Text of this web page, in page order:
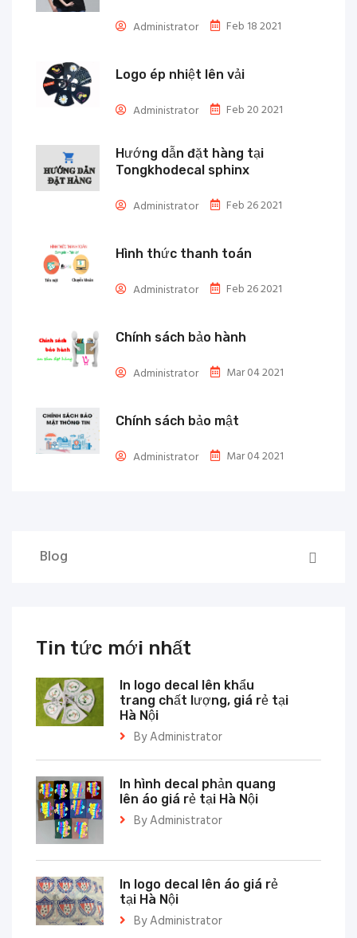
Administrator Feb 18 2021
Logo ép nhiệt lên vải
Administrator Feb 20 2021
Hướng dẫn đặt hàng tại
Tongkhodecal sphinx
Administrator Feb 26 2021
Hình thức thanh toán
Administrator Feb 26 2021
Chính sách bảo hành
Administrator Mar 04 2021
Chính sách bảo mật
Administrator Mar 04 2021
Blog
Tin tức mới nhất
In logo decal lên khẩu
trang chất lượng, giá rẻ tại
Hà Nội
By Administrator
In hình decal phản quang
lên áo giá rẻ tại Hà Nội
By Administrator
In logo decal lên áo giá rẻ
tại Hà Nội
By Administrator